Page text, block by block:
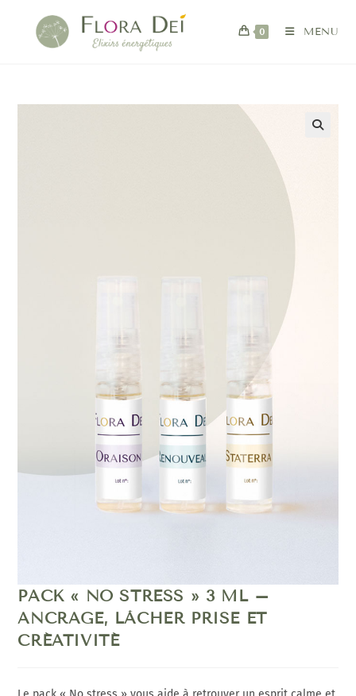
0 MENU
PACK « NO STRESS » 3 ML –
ANCRAGE, LÂCHER PRISE ET
CRÉATIVITÉ